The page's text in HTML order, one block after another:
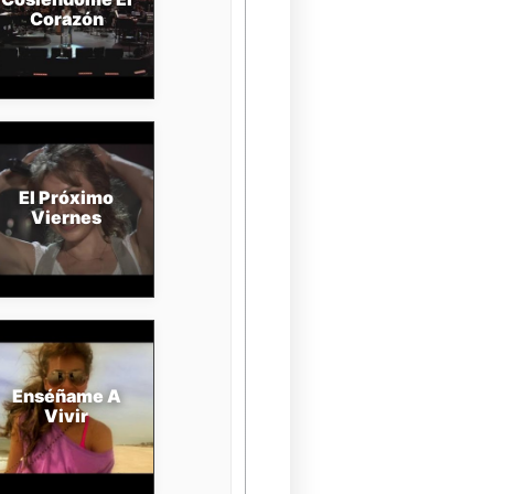
Corazón
El Próximo
Viernes
Enséñame A
Vivir